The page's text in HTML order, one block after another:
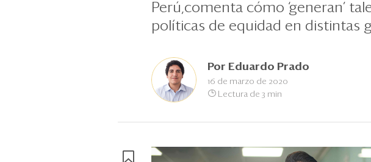
Perú,comenta cómo ‘generan’
políticas de equidad en distintas
Por Eduardo Prado
16 de marzo de 2020
Lectura de 3 min